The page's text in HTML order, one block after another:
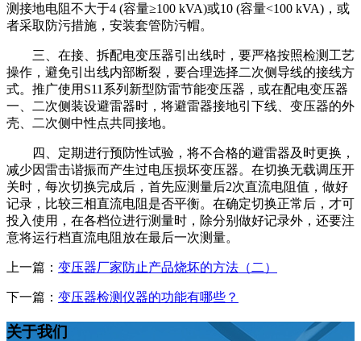
测接地电阻不大于4 (容量≥100 kVA)或10 (容量<100 kVA)，或
者采取防污措施，安装套管防污帽。
三、在接、拆配电变压器引出线时，要严格按照检测工艺
操作，避免引出线内部断裂，要合理选择二次侧导线的接线方
式。推广使用S11系列新型防雷节能变压器，或在配电变压器
一、二次侧装设避雷器时，将避雷器接地引下线、变压器的外
壳、二次侧中性点共同接地。
四、定期进行预防性试验，将不合格的避雷器及时更换，
减少因雷击谐振而产生过电压损坏变压器。在切换无载调压开
关时，每次切换完成后，首先应测量后2次直流电阻值，做好
记录，比较三相直流电阻是否平衡。在确定切换正常后，才可
投入使用，在各档位进行测量时，除分别做好记录外，还要注
意将运行档直流电阻放在最后一次测量。
上一篇： 变压器厂家防止产品烧坏的方法（二）
下一篇： 变压器检测仪器的功能有哪些？
关于我们